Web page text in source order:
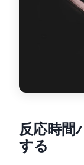
反応時間
する